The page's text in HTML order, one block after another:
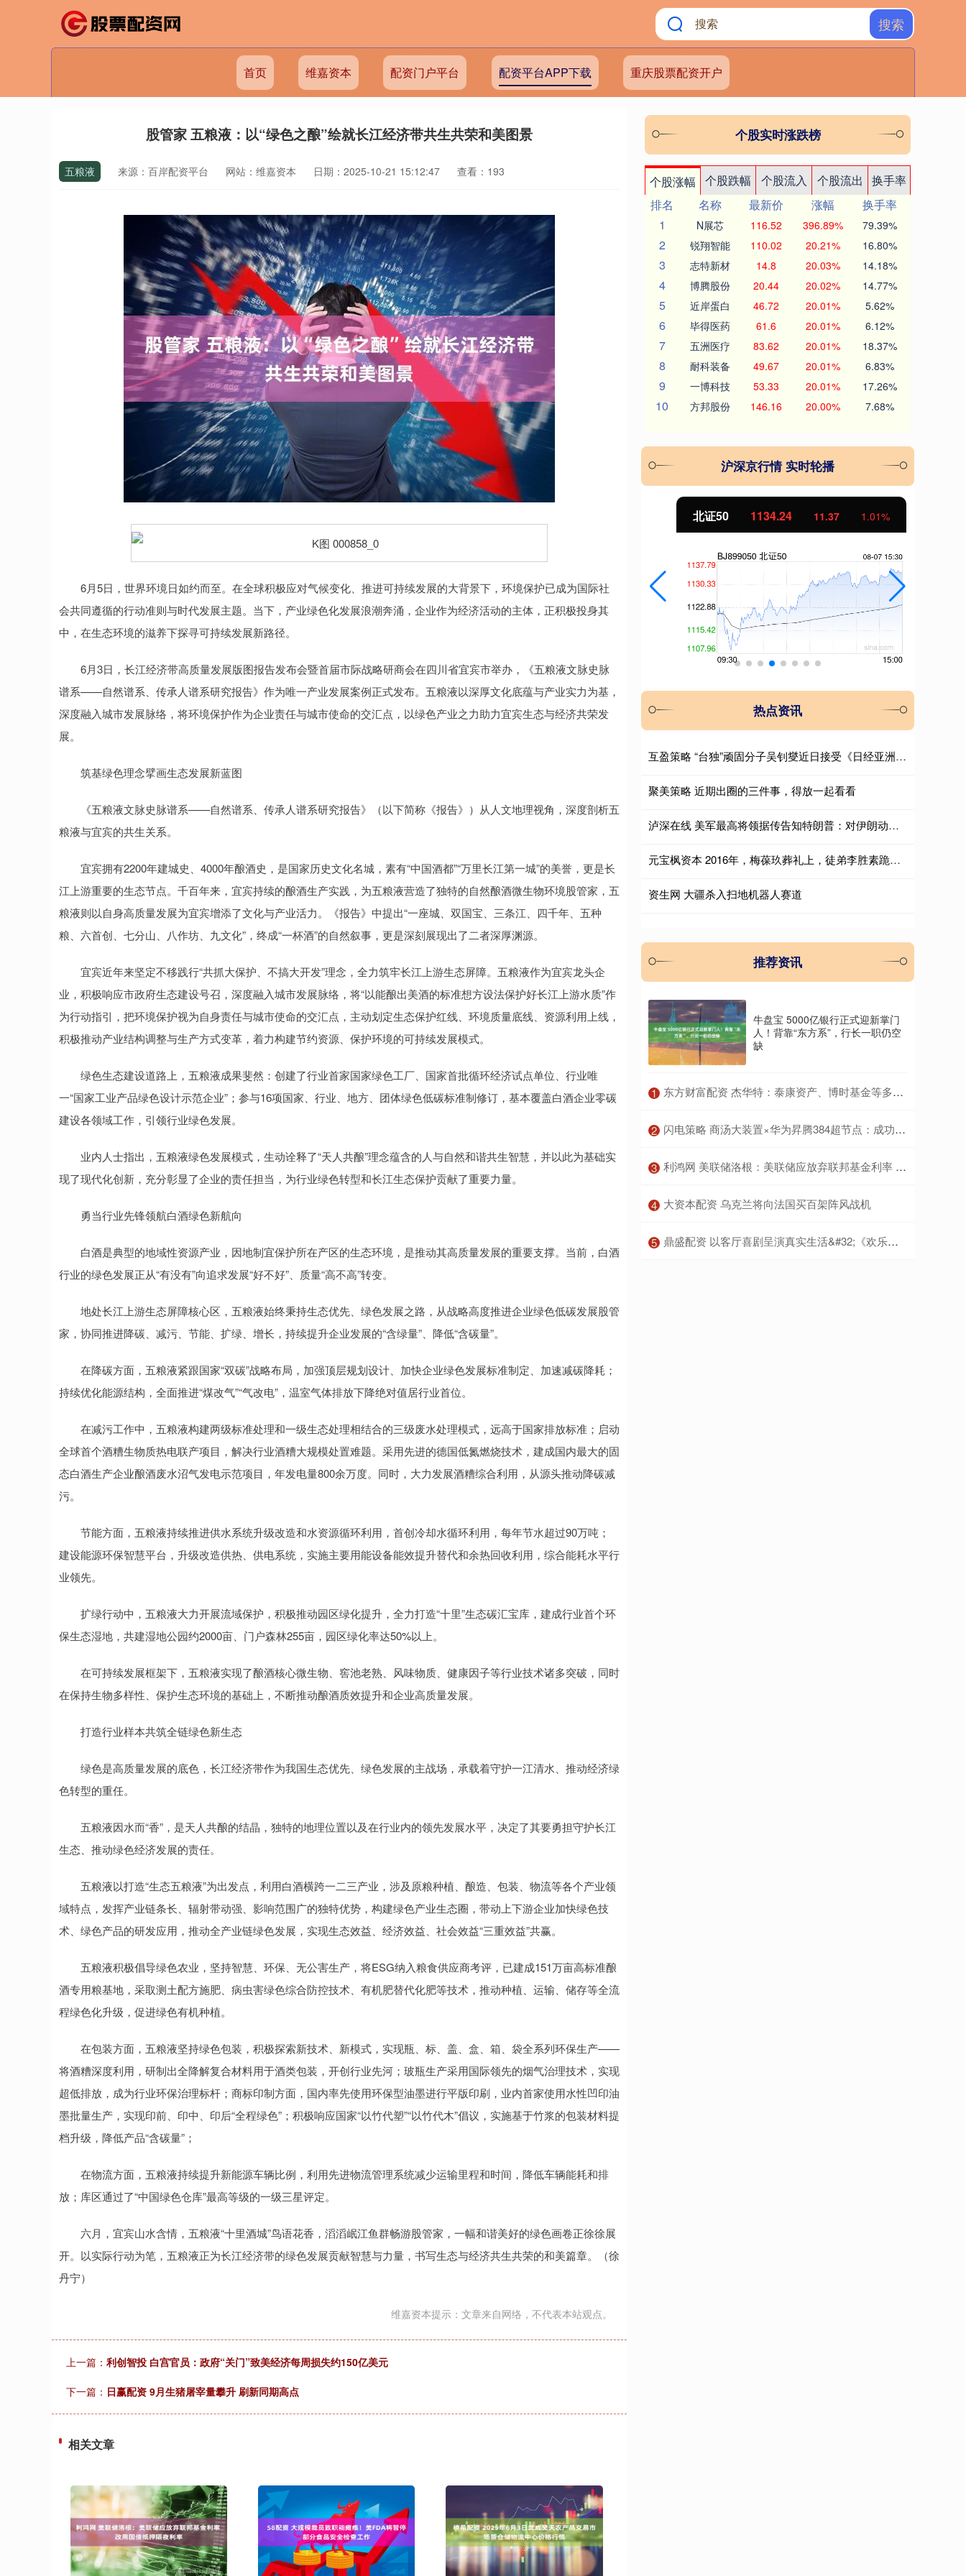
搜索
首页 维嘉资本 配资门户平台 配资平台APP下载 重庆股票配资开户
股管家 五粮液：以“绿色之酿”绘就长江经济带共生共荣和美图景
五粮液 来源：百岸配资平台 网站：维嘉资本 日期：2025-10-21 15:12:47 查看：193
6月5日，世界环境日如约而至。在全球积极应对气候变化、推进可持续发展的大背景下，环境保护已成为国际社
会共同遵循的行动准则与时代发展主题。当下，产业绿色化发展浪潮奔涌，企业作为经济活动的主体，正积极投身其
中，在生态环境的滋养下探寻可持续发展新路径。
6月3日，长江经济带高质量发展版图报告发布会暨首届市际战略研商会在四川省宜宾市举办，《五粮液文脉史脉
谱系——自然谱系、传承人谱系研究报告》作为唯一产业发展案例正式发布。五粮液以深厚文化底蕴与产业实力为基，
深度融入城市发展脉络，将环境保护作为企业责任与城市使命的交汇点，以绿色产业之力助力宜宾生态与经济共荣发
展。
筑基绿色理念擘画生态发展新蓝图
《五粮液文脉史脉谱系——自然谱系、传承人谱系研究报告》（以下简称《报告》）从人文地理视角，深度剖析五
粮液与宜宾的共生关系。
宜宾拥有2200年建城史、4000年酿酒史，是国家历史文化名城，素有“中国酒都”“万里长江第一城”的美誉，更是长
江上游重要的生态节点。千百年来，宜宾持续的酿酒生产实践，为五粮液营造了独特的自然酿酒微生物环境股管家，五
粮液则以自身高质量发展为宜宾增添了文化与产业活力。《报告》中提出“一座城、双国宝、三条江、四千年、五种
粮、六首创、七分山、八作坊、九文化”，终成“一杯酒”的自然叙事，更是深刻展现出了二者深厚渊源。
宜宾近年来坚定不移践行“共抓大保护、不搞大开发”理念，全力筑牢长江上游生态屏障。五粮液作为宜宾龙头企
业，积极响应市政府生态建设号召，深度融入城市发展脉络，将“以能酿出美酒的标准想方设法保护好长江上游水质”作
为行动指引，把环境保护视为自身责任与城市使命的交汇点，主动划定生态保护红线、环境质量底线、资源利用上线，
积极推动产业结构调整与生产方式变革，着力构建节约资源、保护环境的可持续发展模式。
绿色生态建设道路上，五粮液成果斐然：创建了行业首家国家绿色工厂、国家首批循环经济试点单位、行业唯
一“国家工业产品绿色设计示范企业”；参与16项国家、行业、地方、团体绿色低碳标准制修订，基本覆盖白酒企业零碳
建设各领域工作，引领行业绿色发展。
业内人士指出，五粮液绿色发展模式，生动诠释了“天人共酿”理念蕴含的人与自然和谐共生智慧，并以此为基础实
现了现代化创新，充分彰显了企业的责任担当，为行业绿色转型和长江生态保护贡献了重要力量。
勇当行业先锋领航白酒绿色新航向
白酒是典型的地域性资源产业，因地制宜保护所在产区的生态环境，是推动其高质量发展的重要支撑。当前，白酒
行业的绿色发展正从“有没有”向追求发展“好不好”、质量“高不高”转变。
地处长江上游生态屏障核心区，五粮液始终秉持生态优先、绿色发展之路，从战略高度推进企业绿色低碳发展股管
家，协同推进降碳、减污、节能、扩绿、增长，持续提升企业发展的“含绿量”、降低“含碳量”。
在降碳方面，五粮液紧跟国家“双碳”战略布局，加强顶层规划设计、加快企业绿色发展标准制定、加速减碳降耗；
持续优化能源结构，全面推进“煤改气”“气改电”，温室气体排放下降绝对值居行业首位。
在减污工作中，五粮液构建两级标准处理和一级生态处理相结合的三级废水处理模式，远高于国家排放标准；启动
全球首个酒糟生物质热电联产项目，解决行业酒糟大规模处置难题。采用先进的德国低氮燃烧技术，建成国内最大的固
态白酒生产企业酿酒废水沼气发电示范项目，年发电量800余万度。同时，大力发展酒糟综合利用，从源头推动降碳减
污。
节能方面，五粮液持续推进供水系统升级改造和水资源循环利用，首创冷却水循环利用，每年节水超过90万吨；
建设能源环保智慧平台，升级改造供热、供电系统，实施主要用能设备能效提升替代和余热回收利用，综合能耗水平行
业领先。
扩绿行动中，五粮液大力开展流域保护，积极推动园区绿化提升，全力打造“十里”生态碳汇宝库，建成行业首个环
保生态湿地，共建湿地公园约2000亩、门户森林255亩，园区绿化率达50%以上。
在可持续发展框架下，五粮液实现了酿酒核心微生物、窖池老熟、风味物质、健康因子等行业技术诸多突破，同时
在保持生物多样性、保护生态环境的基础上，不断推动酿酒质效提升和企业高质量发展。
打造行业样本共筑全链绿色新生态
绿色是高质量发展的底色，长江经济带作为我国生态优先、绿色发展的主战场，承载着守护一江清水、推动经济绿
色转型的重任。
五粮液因水而“香”，是天人共酿的结晶，独特的地理位置以及在行业内的领先发展水平，决定了其要勇担守护长江
生态、推动绿色经济发展的责任。
五粮液以打造“生态五粮液”为出发点，利用白酒横跨一二三产业，涉及原粮种植、酿造、包装、物流等各个产业领
域特点，发挥产业链条长、辐射带动强、影响范围广的独特优势，构建绿色产业生态圈，带动上下游企业加快绿色技
术、绿色产品的研发应用，推动全产业链绿色发展，实现生态效益、经济效益、社会效益“三重效益”共赢。
五粮液积极倡导绿色农业，坚持智慧、环保、无公害生产，将ESG纳入粮食供应商考评，已建成151万亩高标准酿
酒专用粮基地，采取测土配方施肥、病虫害绿色综合防控技术、有机肥替代化肥等技术，推动种植、运输、储存等全流
程绿色化升级，促进绿色有机种植。
在包装方面，五粮液坚持绿色包装，积极探索新技术、新模式，实现瓶、标、盖、盒、箱、袋全系列环保生产——
将酒糟深度利用，研制出全降解复合材料用于酒类包装，开创行业先河；玻瓶生产采用国际领先的烟气治理技术，实现
超低排放，成为行业环保治理标杆；商标印制方面，国内率先使用环保型油墨进行平版印刷，业内首家使用水性凹印油
墨批量生产，实现印前、印中、印后“全程绿色”；积极响应国家“以竹代塑”“以竹代木”倡议，实施基于竹浆的包装材料提
档升级，降低产品“含碳量”；
在物流方面，五粮液持续提升新能源车辆比例，利用先进物流管理系统减少运输里程和时间，降低车辆能耗和排
放；库区通过了“中国绿色仓库”最高等级的一级三星评定。
六月，宜宾山水含情，五粮液“十里酒城”鸟语花香，滔滔岷江鱼群畅游股管家，一幅和谐美好的绿色画卷正徐徐展
开。以实际行动为笔，五粮液正为长江经济带的绿色发展贡献智慧与力量，书写生态与经济共生共荣的和美篇章。（徐
丹宁）
维嘉资本提示：文章来自网络，不代表本站观点。
上一篇： 利创智投 白宫官员：政府“关门”致美经济每周损失约150亿美元
下一篇： 日赢配资 9月生猪屠宰量攀升 刷新同期高点
相关文章
个股实时涨跌榜
个股涨幅 个股跌幅 个股流入 个股流出
换手率
排名
名称 最新价 涨幅
换手率
1
N展芯 116.52 396.89% 79.39%
2 锐翔智能 110.02 20.21% 16.80%
3 志特新材 14.8 20.03% 14.18%
4 博腾股份 20.44 20.02% 14.77%
5 近岸蛋白 46.72 20.01% 5.62%
6 毕得医药 61.6 20.01% 6.12%
7 五洲医疗 83.62 20.01% 18.37%
8 耐科装备 49.67 20.01% 6.83%
9 一博科技 53.33 20.01% 17.26%
10 方邦股份 146.16 20.00% 7.68%
沪深京行情 实时轮播
北证50 1134.24 11.37 1.01%
热点资讯
互盈策略 “台独”顽固分子吴钊燮近日接受《日经亚洲》专访时狂妄声称，“台湾正分
聚美策略 近期出圈的三件事，得放一起看看
泸深在线 美军最高将领据传告知特朗普：对伊朗动武可能带来重大风险
元宝枫资本 2016年，梅葆玖葬礼上，徒弟李胜素跪地痛哭的留影，两人情同父女
资生网 大疆杀入扫地机器人赛道
推荐资讯
牛盘宝 5000亿银行正式迎新掌门
人！背靠“东方系”，行长一职仍空
缺
1 ​东方财富配资 杰华特：泰康资产、博时基金等多家机构于5月23日调研我司
2 ​闪电策略 商汤大装置×华为昇腾384超节点：成功适配
3 ​利鸿网 美联储洛根：美联储应放弃联邦基金利率 改用国债抵押隔夜利率
4 ​大资本配资 乌克兰将向法国买百架阵风战机
5 ​鼎盛配资 以客厅喜剧呈演真实生活&#32;《欢乐家长群2》热播